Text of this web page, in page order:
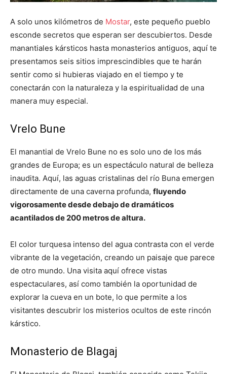
A solo unos kilómetros de Mostar, este pequeño pueblo
esconde secretos que esperan ser descubiertos. Desde
manantiales kársticos hasta monasterios antiguos, aquí te
presentamos seis sitios imprescindibles que te harán
sentir como si hubieras viajado en el tiempo y te
conectarán con la naturaleza y la espiritualidad de una
manera muy especial.
Vrelo Bune
El manantial de Vrelo Bune no es solo uno de los más
grandes de Europa; es un espectáculo natural de belleza
inaudita. Aquí, las aguas cristalinas del río Buna emergen
directamente de una caverna profunda, fluyendo
vigorosamente desde debajo de dramáticos
acantilados de 200 metros de altura.
El color turquesa intenso del agua contrasta con el verde
vibrante de la vegetación, creando un paisaje que parece
de otro mundo. Una visita aquí ofrece vistas
espectaculares, así como también la oportunidad de
explorar la cueva en un bote, lo que permite a los
visitantes descubrir los misterios ocultos de este rincón
kárstico.
Monasterio de Blagaj